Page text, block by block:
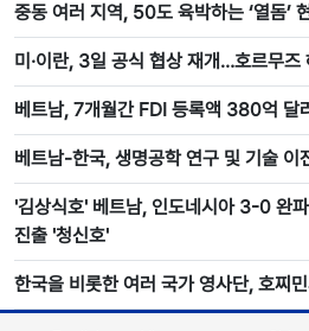
중동 여러 지역, 50도 육박하는 ‘열돔’
미·이란, 3일 공식 협상 재개…호르무즈
베트남, 7개월간 FDI 등록액 380억 달
베트남-한국, 생명공학 연구 및 기술 이
'김상식호' 베트남, 인도네시아 3-0
진출 '청신호'
한국을 비롯한 여러 국가 영사단, 호찌